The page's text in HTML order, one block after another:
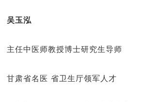
吴玉泓
主任中医师教授博士研究生导师
甘肃省名医 省卫生厅领军人才